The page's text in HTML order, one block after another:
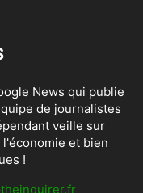
News qui publie
de journalistes
veille sur
et bien
!